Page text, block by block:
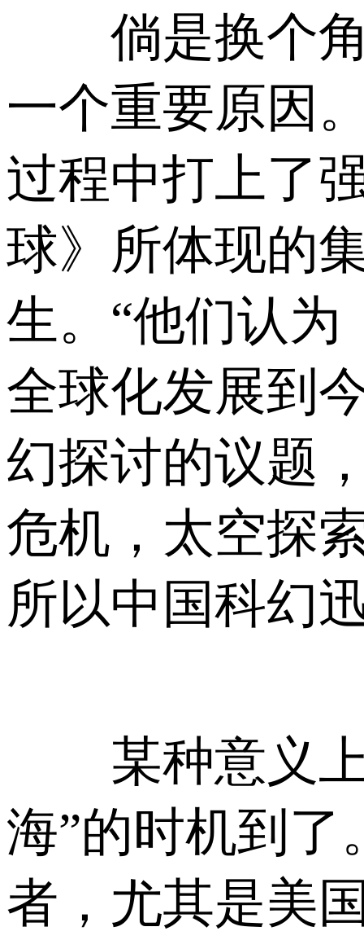
倘是换个角
一个重要原因
过程中打上了
球》所体现的
生。“他们认
全球化发展到
幻探讨的议题
危机，太空探
所以中国科幻
某种意义上
海”的时机到
者，尤其是美